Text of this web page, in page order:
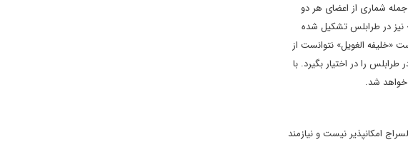
شماری از اعضای هر دو
نیز در طرابلس تشکیل شده
با ممانعت دولت موازی به ریاست «خلیفه الغویل» نتوانست از
را در اختیار بگیرد. با
شد.
امکان‏پذیر نیست و نیازمند